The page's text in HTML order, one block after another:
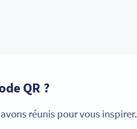
QR ?
réunis pour vous inspirer.